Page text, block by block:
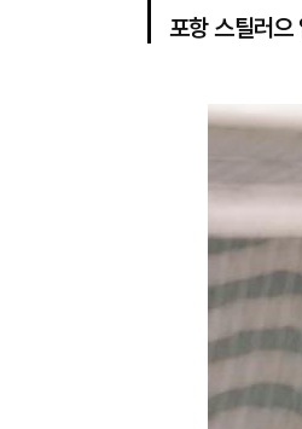
포항 스틸러으